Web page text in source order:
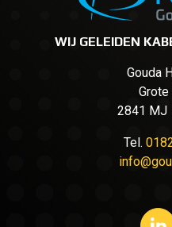
WIJ GELEIDEN
Gouda
2841 MJ
Tel.